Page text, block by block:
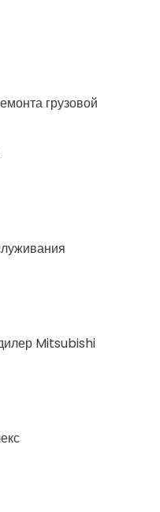
грузовой
Mitsubishi